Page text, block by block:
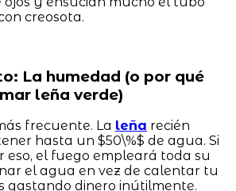
creosota.
La humedad (o por qué
leña verde)
frecuente. La leña recién
hasta un $50\%$ de agua. Si
el fuego empleará toda su
el agua en vez de calentar tu
gastando dinero inútilmente.